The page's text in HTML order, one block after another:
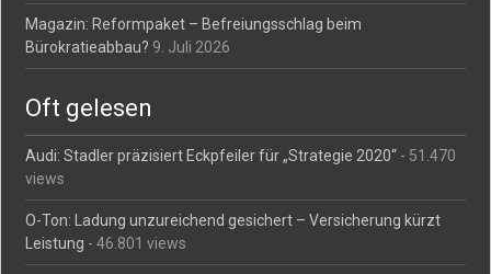
Magazin: Reformpaket – Befreiungsschlag beim
Bürokratieabbau? 9. Juli 2026
Oft gelesen
Audi: Stadler präzisiert Eckpfeiler für „Strategie 2020“ - 51.470
views
O-Ton: Ladung unzureichend gesichert – Versicherung kürzt
Leistung - 46.801 views